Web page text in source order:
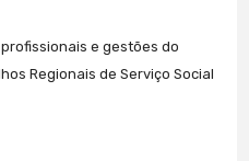
e gestões do
Regionais de Serviço Social